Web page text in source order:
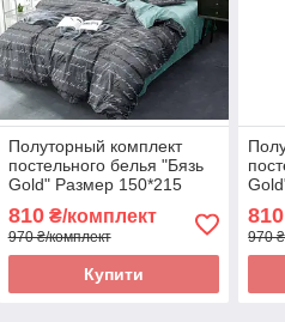
Полуторный комплект
постельного белья "Бязь
Gold" Размер 150*215
810₴/комплект
970 ₴/комплект
Купити
810
970